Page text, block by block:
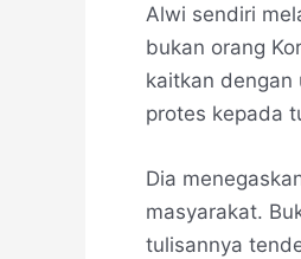
Alwi sendiri
bukan orang
kaitkan dengan
protes kepada
Dia
masyarakat.
tulisannya